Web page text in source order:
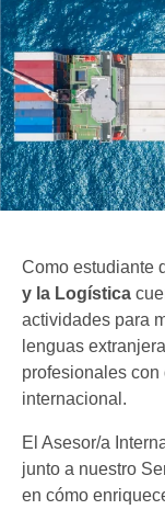
Como estudiante
y la Logística
actividades para
lenguas
profesionales
internacional.
El Asesor/a
junto a nuestro
en cómo